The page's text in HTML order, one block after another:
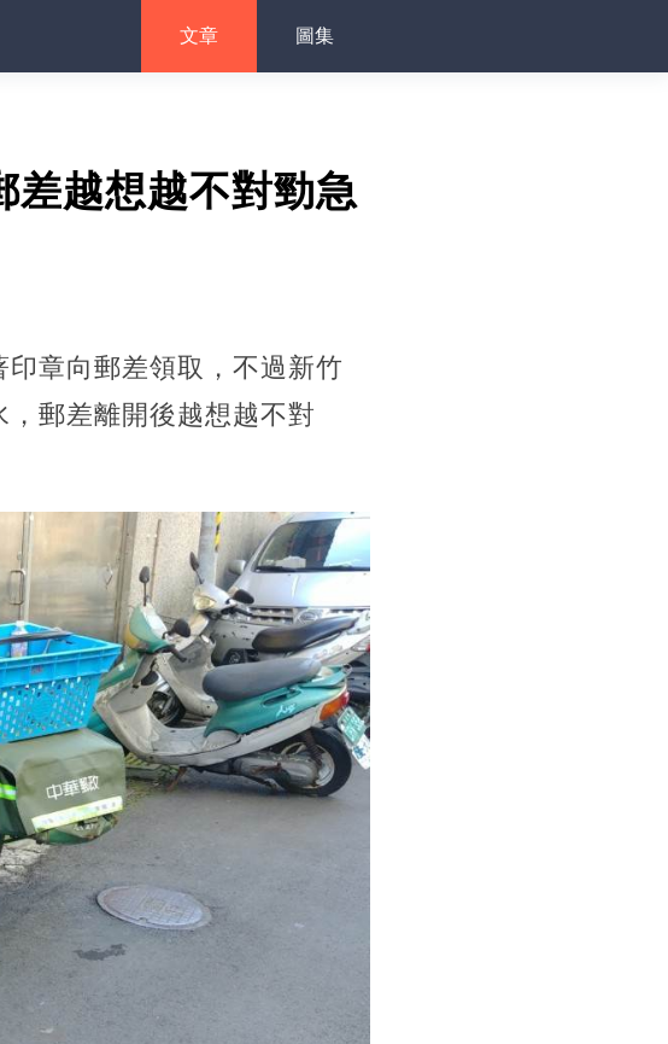
文章 圖集
差越想越不對勁急
章向郵差領取，不過新竹
郵差離開後越想越不對